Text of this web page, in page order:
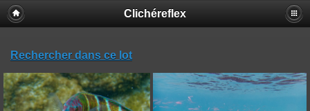
Clichéreflex
Rechercher dans ce lot